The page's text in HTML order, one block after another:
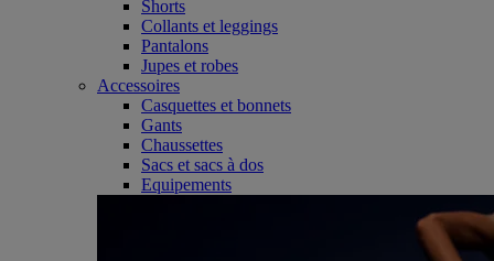
Shorts
Collants et leggings
Pantalons
Jupes et robes
Accessoires
Casquettes et bonnets
Gants
Chaussettes
Sacs et sacs à dos
Equipements